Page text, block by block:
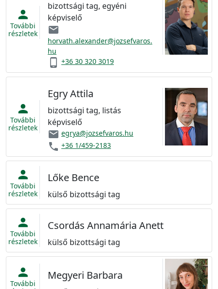
person
További
részletek
bizottsági tag, egyéni
képviselő
email
horvath.alexander@jozsefvaros.
hu
phone_android +36 30 320 3019
person
További
részletek
Egry Attila
bizottsági tag, listás
képviselő
email egrya@jozsefvaros.hu
phone +36 1/459-2183
person
További
részletek
Lőke Bence
külső bizottsági tag
person
További
részletek
Csordás Annamária Anett
külső bizottsági tag
person
További
Megyeri Barbara